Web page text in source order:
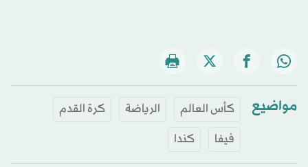
مواضيع كأس العالم الرياضة
كرة القدم
فيفا
كندا